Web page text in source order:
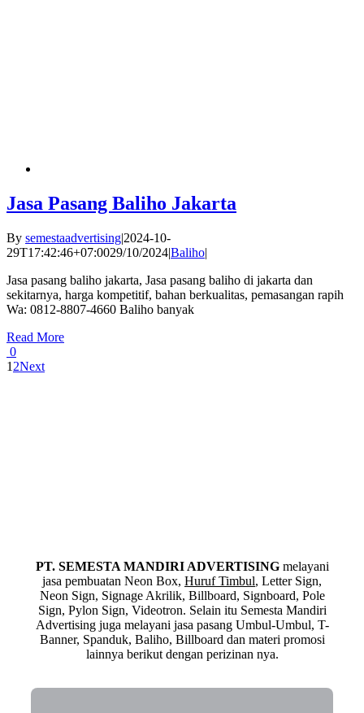
Jasa Pasang Baliho Jakarta
By semestaadvertising|2024-10-
29T17:42:46+07:0029/10/2024|Baliho|
Jasa pasang baliho jakarta, Jasa pasang baliho di jakarta dan
sekitarnya, harga kompetitif, bahan berkualitas, pemasangan rapih
Wa: 0812-8807-4660 Baliho banyak
Read More
0
1 2Next
PT. SEMESTA MANDIRI ADVERTISINGmelayani
jasa pembuatan Neon Box, Huruf Timbul, Letter Sign,
Neon Sign, Signage Akrilik, Billboard, Signboard, Pole
Sign, Pylon Sign, Videotron. Selain itu Semesta Mandiri
Advertising juga melayani jasa pasang Umbul-Umbul, T-
Banner, Spanduk, Baliho, Billboard dan materi promosi
lainnya berikut dengan perizinan nya.